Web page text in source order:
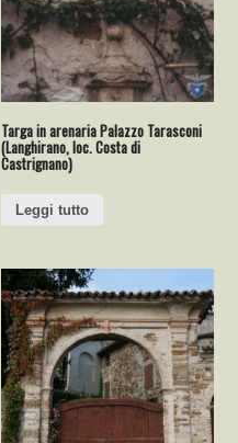
Targa in arenaria Palazzo Tarasconi
(Langhirano, loc. Costa di
Castrignano)
Leggi tutto